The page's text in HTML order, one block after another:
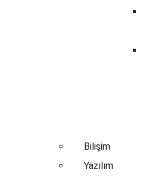
Bilişim
Yazılım